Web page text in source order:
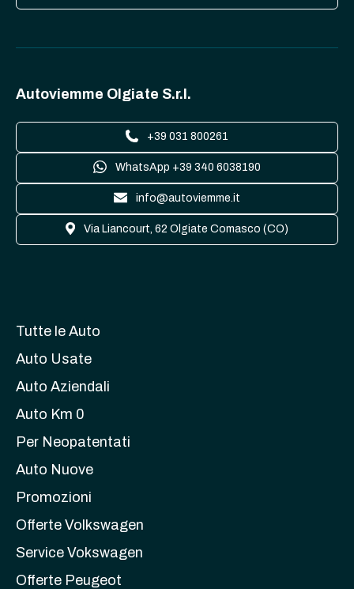
Autoviemme Olgiate S.r.l.
+39 031 800261
WhatsApp +39 340 6038190
info@autoviemme.it
Via Liancourt, 62 Olgiate Comasco (CO)
Tutte le Auto
Auto Usate
Auto Aziendali
Auto Km 0
Per Neopatentati
Auto Nuove
Promozioni
Offerte Volkswagen
Service Vokswagen
Offerte Peugeot